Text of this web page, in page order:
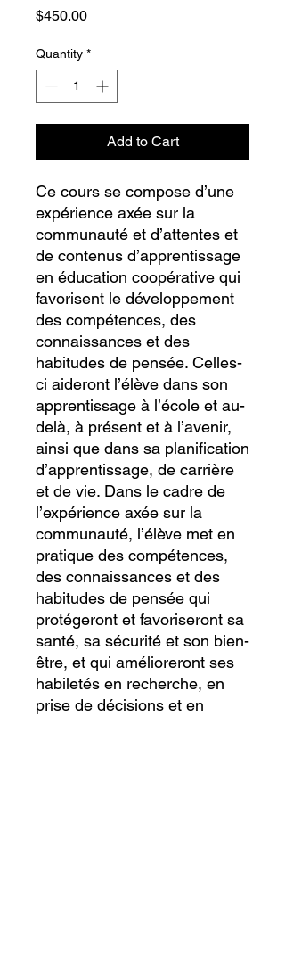
$450.00Price
Quantity *
Add to Cart
Ce cours se compose d’une
expérience axée sur la
communauté et d’attentes et
de contenus d’apprentissage
en éducation coopérative qui
favorisent le développement
des compétences, des
connaissances et des
habitudes de pensée. Celles-
ci aideront l’élève dans son
apprentissage à l’école et au-
delà, à présent et à l’avenir,
ainsi que dans sa planification
d’apprentissage, de carrière
et de vie. Dans le cadre de
l’expérience axée sur la
communauté, l’élève met en
pratique des compétences,
des connaissances et des
habitudes de pensée qui
protégeront et favoriseront sa
santé, sa sécurité et son bien-
être, et qui amélioreront ses
habiletés en recherche, en
prise de décisions et en